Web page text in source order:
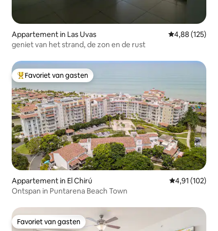
Appartement in Las Uvas Gemiddelde
4,88 (125)
geniet van het strand, de zon en de rust
Topfavoriet van gasten
Favoriet van gasten
Appartement in El Chirú Gemiddelde
4,91 (102)
Ontspan in Puntarena Beach Town
Favoriet van gasten
Favoriet van gasten